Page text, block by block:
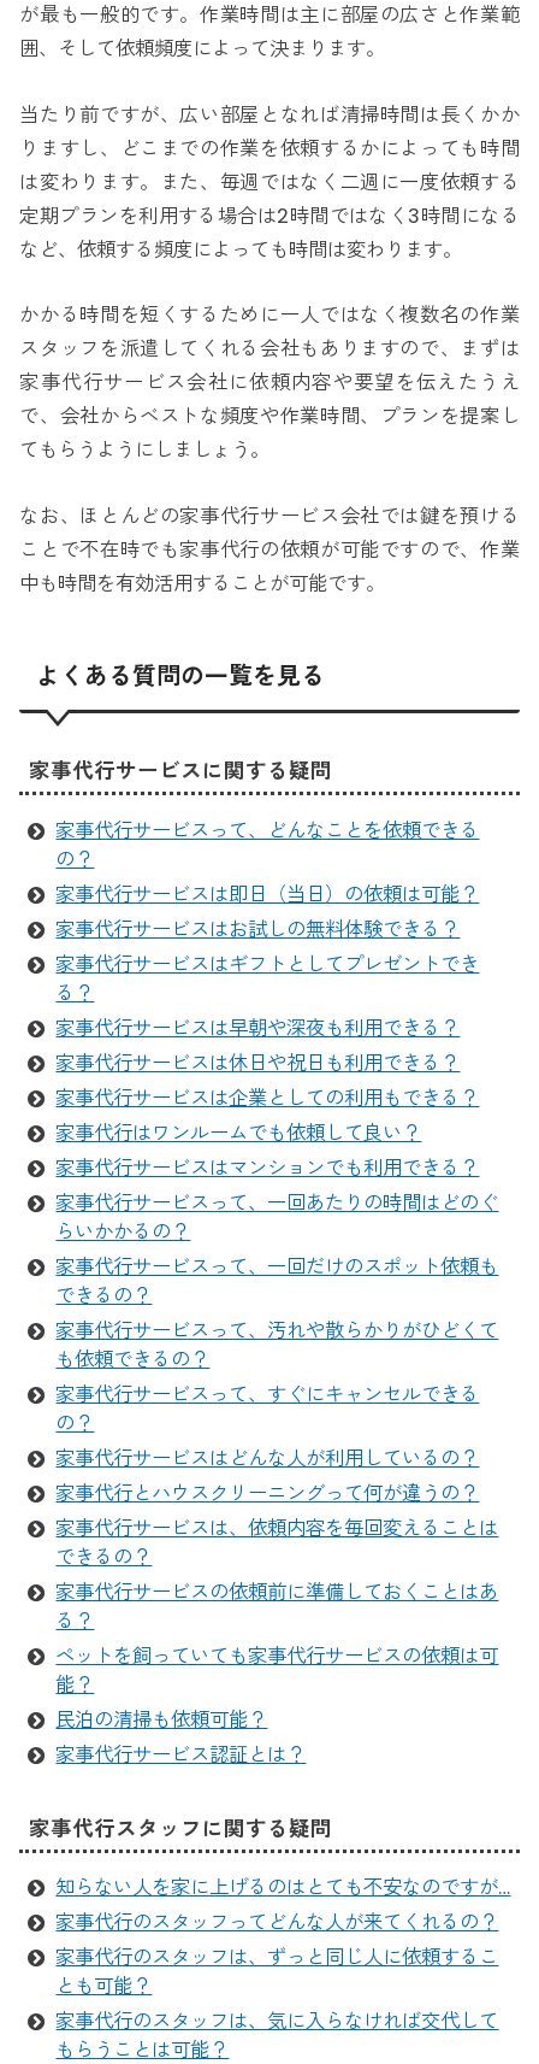
が最も一般的です。作業時間は主に部屋の広さと作業範
囲、そして依頼頻度によって決まります。
当たり前ですが、広い部屋となれば清掃時間は長くかか
りますし、どこまでの作業を依頼するかによっても時間
は変わります。また、毎週ではなく二週に一度依頼する
定期プランを利用する場合は2時間ではなく3時間になる
など、依頼する頻度によっても時間は変わります。
かかる時間を短くするために一人ではなく複数名の作業
スタッフを派遣してくれる会社もありますので、まずは
家事代行サービス会社に依頼内容や要望を伝えたうえ
で、会社からベストな頻度や作業時間、プランを提案し
てもらうようにしましょう。
なお、ほとんどの家事代行サービス会社では鍵を預ける
ことで不在時でも家事代行の依頼が可能ですので、作業
中も時間を有効活用することが可能です。
よくある質問の一覧を見る
家事代行サービスに関する疑問
家事代行サービスって、どんなことを依頼できる
の？
家事代行サービスは即日（当日）の依頼は可能？
家事代行サービスはお試しの無料体験できる？
家事代行サービスはギフトとしてプレゼントでき
る？
家事代行サービスは早朝や深夜も利用できる？
家事代行サービスは休日や祝日も利用できる？
家事代行サービスは企業としての利用もできる？
家事代行はワンルームでも依頼して良い？
家事代行サービスはマンションでも利用できる？
家事代行サービスって、一回あたりの時間はどのぐ
らいかかるの？
家事代行サービスって、一回だけのスポット依頼も
できるの？
家事代行サービスって、汚れや散らかりがひどくて
も依頼できるの？
家事代行サービスって、すぐにキャンセルできる
の？
家事代行サービスはどんな人が利用しているの？
家事代行とハウスクリーニングって何が違うの？
家事代行サービスは、依頼内容を毎回変えることは
できるの？
家事代行サービスの依頼前に準備しておくことはあ
る？
ペットを飼っていても家事代行サービスの依頼は可
能？
民泊の清掃も依頼可能？
家事代行サービス認証とは？
家事代行スタッフに関する疑問
知らない人を家に上げるのはとても不安なのですが…
家事代行のスタッフってどんな人が来てくれるの？
家事代行のスタッフは、ずっと同じ人に依頼するこ
とも可能？
家事代行のスタッフは、気に入らなければ交代して
もらうことは可能？